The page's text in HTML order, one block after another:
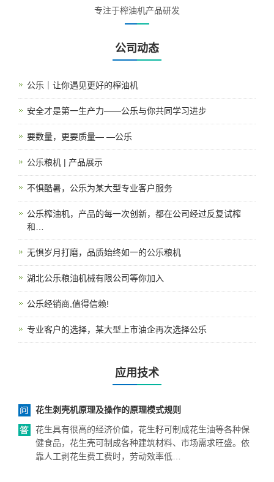
专注于榨油机产品研发
公司动态
公乐｜让你遇见更好的榨油机
安全才是第一生产力——公乐与你共同学习进步
要数量，更要质量— —公乐
公乐粮机 | 产品展示
不惧酷暑，公乐为某大型专业客户服务
公乐榨油机，产品的每一次创新，都在公司经过反复试榨
和…
无惧岁月打磨，品质始终如一的公乐粮机
湖北公乐粮油机械有限公司等你加入
公乐经销商,值得信赖!
专业客户的选择，某大型上市油企再次选择公乐
应用技术
花生剥壳机原理及操作的原理模式规则
花生具有很高的经济价值，花生籽可制成花生油等各种保
健食品，花生壳可制成各种建筑材料、市场需求旺盛。依
靠人工剥花生费工费时，劳动效率低…